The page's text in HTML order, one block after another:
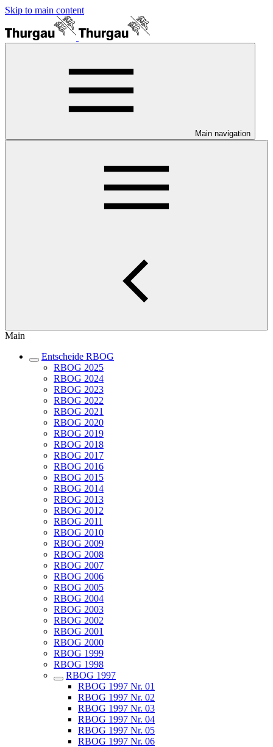
Skip to main content
Main navigation
Main
Entscheide RBOG
RBOG 2025
RBOG 2024
RBOG 2023
RBOG 2022
RBOG 2021
RBOG 2020
RBOG 2019
RBOG 2018
RBOG 2017
RBOG 2016
RBOG 2015
RBOG 2014
RBOG 2013
RBOG 2012
RBOG 2011
RBOG 2010
RBOG 2009
RBOG 2008
RBOG 2007
RBOG 2006
RBOG 2005
RBOG 2004
RBOG 2003
RBOG 2002
RBOG 2001
RBOG 2000
RBOG 1999
RBOG 1998
RBOG 1997
RBOG 1997 Nr. 01
RBOG 1997 Nr. 02
RBOG 1997 Nr. 03
RBOG 1997 Nr. 04
RBOG 1997 Nr. 05
RBOG 1997 Nr. 06